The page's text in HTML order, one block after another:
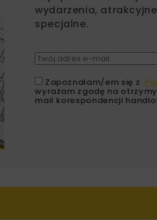
wydarzenia,
specjalne.
Zapoznałam/em się z
wyrażam zgodę na
mail korespondencji